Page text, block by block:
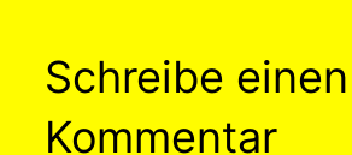
Schreibe einen
Kommentar